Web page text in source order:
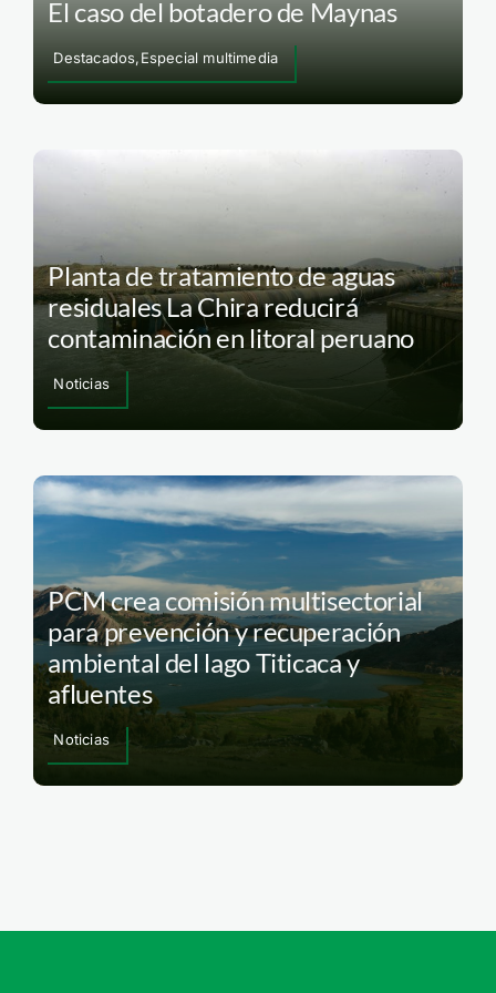
El caso del botadero de Maynas
Destacados,Especial multimedia
Planta de tratamiento de aguas
residuales La Chira reducirá
contaminación en litoral peruano
Noticias
PCM crea comisión multisectorial
para prevención y recuperación
ambiental del lago Titicaca y
afluentes
Noticias